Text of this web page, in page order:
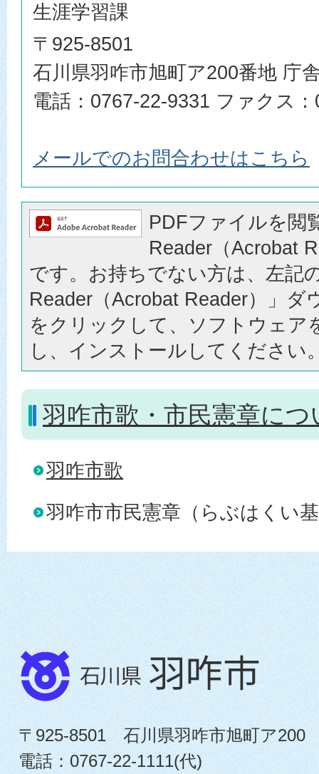
生涯学習課
〒925-8501
石川県羽咋市旭町ア200番地 庁
電話：0767-22-9331 ファクス
メールでのお問合わせはこちら
PDFファイルを閲
Reader（Acrobat
です。お持ちでない方は、左記
Reader（Acrobat Reader）」ダ
をクリックして、ソフトウェア
し、インストールしてください
羽咋市歌・市民憲章につ
羽咋市歌
羽咋市市民憲章（らぶはくい
〒925-8501 石川県羽咋市旭町ア200
電話：0767-22-1111(代)